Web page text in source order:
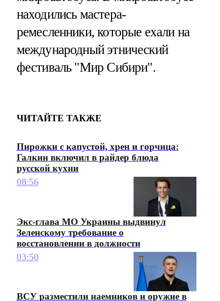
находились мастера-
ремесленники, которые ехали на
международный этнический
фестиваль "Мир Сибири".
ЧИТАЙТЕ ТАКЖЕ
Пирожки с капустой, хрен и горчица:
Галкин включил в райдер блюда
русской кухни
08:56
Экс-глава МО Украины выдвинул
Зеленскому требование о
восстановлении в должности
03:50
ВСУ разместили наемников и оружие в